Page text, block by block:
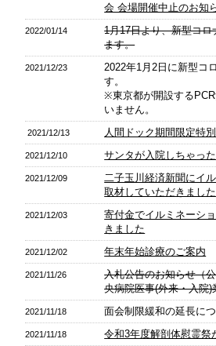
会 会場開催中止のお知
2022/01/14
1月17日より、新型コ
ます。
2021/12/23
2022年1月2日に新型コ
す。
※東京都が開設する
いません。
2021/12/13 人間ドック期間限定特
2021/12/10 サンタが入院しちゃっ
2021/12/09
二子玉川経済新聞にイ
取材していただきました
2021/12/03
寄付金でイルミネーシ
きました
2021/12/02 年末年始診療のご案内
2021/11/26
入札公告のお知らせ（
央病院医事(外来・入院)
2021/11/18 面会制限緩和の延長に
2021/11/18 令和3年度解剖体慰霊祭